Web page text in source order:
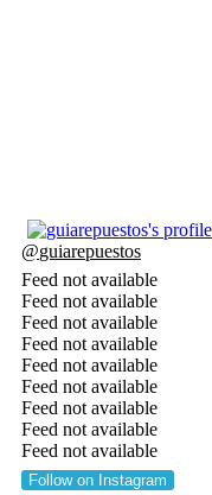
@guiarepuestos
Feed not available
Feed not available
Feed not available
Feed not available
Feed not available
Feed not available
Feed not available
Feed not available
Feed not available
Follow on Instagram